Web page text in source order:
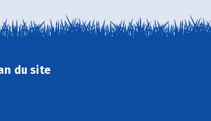
du site